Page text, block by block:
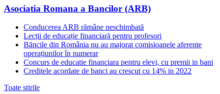
Asociatia Romana a Bancilor (ARB)
Conducerea ARB rămâne neschimbată
Lecții de educație financiară pentru profesori
Băncile din România nu au majorat comisioanele aferente
operațiunilor în numerar
Concurs de educatie financiara pentru elevi, cu premii in bani
Creditele acordate de banci au crescut cu 14% in 2022
Toate stirile